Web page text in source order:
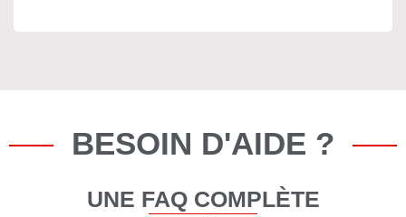
BESOIN D'AIDE ?
UNE FAQ COMPLÈTE